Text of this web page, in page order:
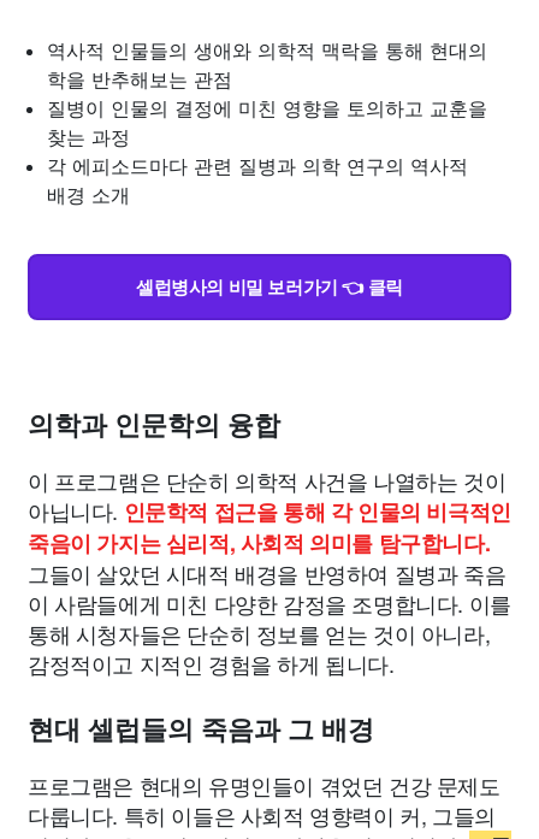
역사적 인물들의 생애와 의학적 맥락을 통해 현대의
학을 반추해보는 관점
질병이 인물의 결정에 미친 영향을 토의하고 교훈을
찾는 과정
각 에피소드마다 관련 질병과 의학 연구의 역사적
배경 소개
셀럽병사의 비밀 보러가기 👈 클릭
의학과 인문학의 융합
이 프로그램은 단순히 의학적 사건을 나열하는 것이
아닙니다. 인문학적 접근을 통해 각 인물의 비극적인
죽음이 가지는 심리적, 사회적 의미를 탐구합니다.
그들이 살았던 시대적 배경을 반영하여 질병과 죽음
이 사람들에게 미친 다양한 감정을 조명합니다. 이를
통해 시청자들은 단순히 정보를 얻는 것이 아니라,
감정적이고 지적인 경험을 하게 됩니다.
현대 셀럽들의 죽음과 그 배경
프로그램은 현대의 유명인들이 겪었던 건강 문제도
다룹니다. 특히 이들은 사회적 영향력이 커, 그들의